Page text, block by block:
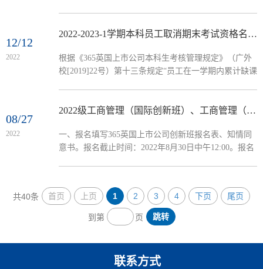
一、分流原则 1、尊重个性、自愿申请、分数优先；
透明度； 3、适应社会对人才的需求，有利于员工发展
和自主选择； 4、充分考虑专业布局，有利于教学工作
12/12
2022
2022-2023-1学期本科员工取消期末考试资格名单公示
根据《365英国上市公司本科生考核管理规定》（广外
校[2019]22号）第十三条规定“员工在一学期内累计缺课
任课教师审核所在教学班员工出勤和作业记录，并上报
教学时数三分之一或缺交作业超过作业总次数三分之
一，取消期末考试资格。 公示时间：2022年12月12
08/27
2022
2022级工商管理（国际创新班）、工商管理（商务管理创新班）选拔通知
一、报名填写365英国上市公司创新班报名表、知情同
意书。报名截止时间：2022年8月30日中午12:00。报名
分：面试时间：8月31日10:15-12:30。具体地点另行通
知。三、录取工商管理（国际创新班）、工商管理（商
务管理创新班）根据综合成绩从高到低排序分别录取30
人。综合成绩=笔试成绩×40% + 面试成绩×60%，其中
共40条 首页 上页 1 2 3 4 下页 尾页
到第 页 跳转
联系方式